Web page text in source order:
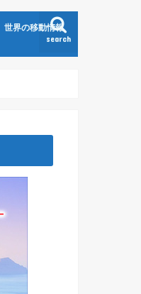
search
世界の移動情報